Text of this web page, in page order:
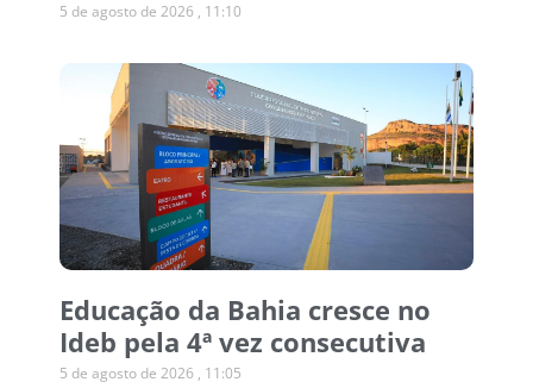
5 de agosto de 2026 11:10
Educação da Bahia cresce no
Ideb pela 4ª vez consecutiva
5 de agosto de 2026 11:05